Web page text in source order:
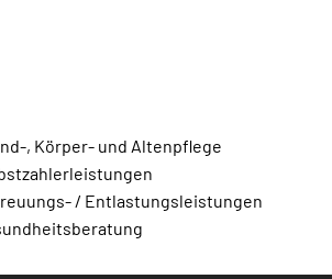
, Körper- und Altenpflege
/ Entlastungsleistungen